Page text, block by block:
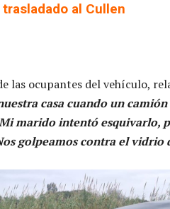
al Cullen
las ocupantes del vehículo,
casa cuando un
marido intentó esquivarlo,
golpeamos contra el vidrio